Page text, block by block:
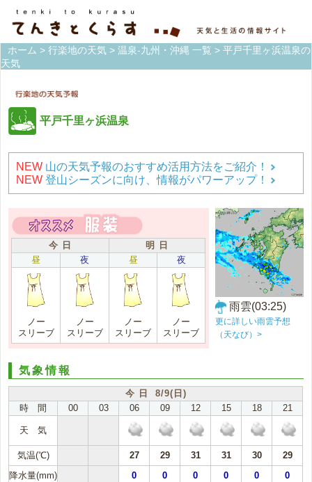
ホーム > 行楽地の天気 > 温泉-九州・沖縄 一覧 > 平戸千里ヶ浜温泉の
天気
平戸千里ヶ浜温泉
NEW 山の天気予報のおすすめ活用方法をご紹介！
NEW 登山シーズンに向け、情報がパワーアップ！
今 日
明 日
昼
夜 昼 夜
ノー
スリーブ
ノー
スリーブ
ノー
スリーブ
ノー
スリーブ
雨雲(03:25)
更に詳しい雨雲予想
（天なび）>
気象情報
今 日 8/9(日)
時 間
00 03 06 09 12 15 18 21
天 気
気温(℃) 27 29 31 31 30
29
降水量(mm)
0 0 0 0 0 0